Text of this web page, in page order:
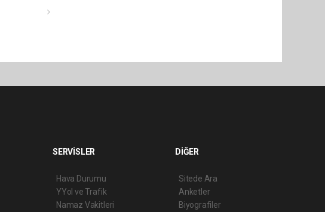
SERVİSLER
Hava Durumu
YYol ve Trafik
Namaz Vakitleri
DİĞER
Sitede Ara
Anketler
Biyografiler